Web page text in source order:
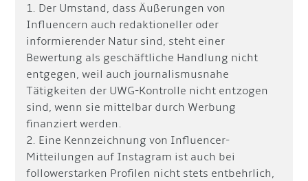
1. Der Umstand, dass Äußerungen von
Influencern auch redaktioneller oder
informierender Natur sind, steht einer
Bewertung als geschäftliche Handlung nicht
entgegen, weil auch journalismusnahe
Tätigkeiten der UWG-Kontrolle nicht entzogen
sind, wenn sie mittelbar durch Werbung
finanziert werden.
2. Eine Kennzeichnung von Influencer-
Mitteilungen auf Instagram ist auch bei
followerstarken Profilen nicht stets entbehrlich,